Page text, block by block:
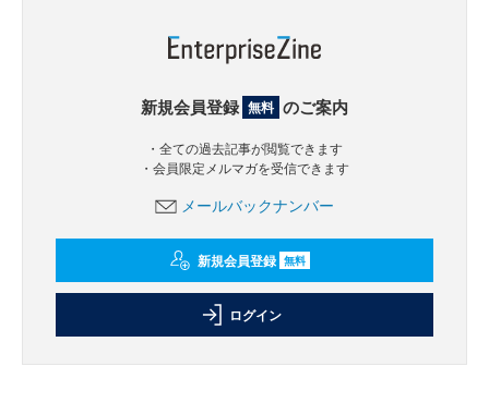
新規会員登録 無料 のご案内
・全ての過去記事が閲覧できます
・会員限定メルマガを受信できます
メールバックナンバー
新規会員登録 無料
ログイン